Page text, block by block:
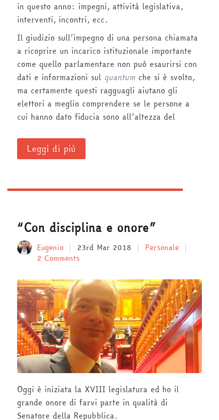
in questo anno: impegni, attività legislativa,
interventi, incontri, ecc.
Il giudizio sull’impegno di una persona chiamata
a ricoprire un incarico istituzionale importante
come quello parlamentare non può esaurirsi con
dati e informazioni sul quantum che si è svolto,
ma certamente questi ragguagli aiutano gli
elettori a meglio comprendere se le persone a
cui hanno dato fiducia sono all’altezza del
Leggi di più
“Con disciplina e onore”
Eugenio 23rd Mar 2018
Personale
2 Comments
Oggi è iniziata la XVIII legislatura ed ho il
grande onore di farvi parte in qualità di
Senatore della Repubblica.